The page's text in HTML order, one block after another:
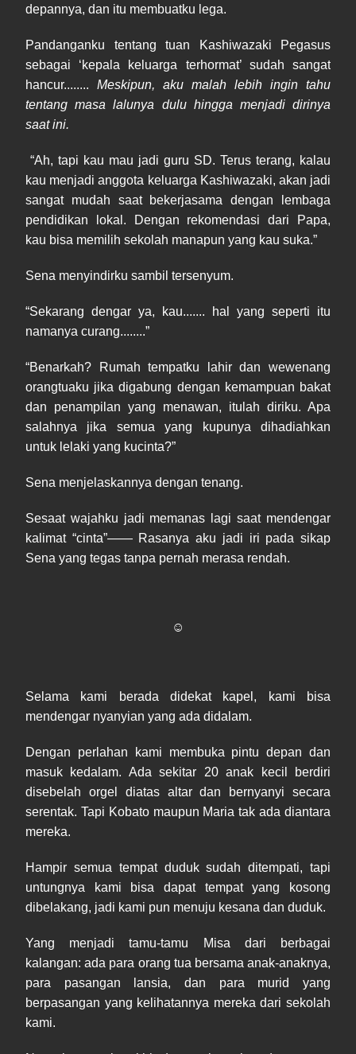
depannya, dan itu membuatku lega.
Pandanganku tentang tuan Kashiwazaki Pegasus
sebagai ‘kepala keluarga terhormat’ sudah sangat
hancur........ Meskipun, aku malah lebih ingin tahu
tentang masa lalunya dulu hingga menjadi dirinya
saat ini.
“Ah, tapi kau mau jadi guru SD. Terus terang, kalau
kau menjadi anggota keluarga Kashiwazaki, akan jadi
sangat mudah saat bekerjasama dengan lembaga
pendidikan lokal. Dengan rekomendasi dari Papa,
kau bisa memilih sekolah manapun yang kau suka.”
Sena menyindirku sambil tersenyum.
“Sekarang dengar ya, kau....... hal yang seperti itu
namanya curang........”
“Benarkah? Rumah tempatku lahir dan wewenang
orangtuaku jika digabung dengan kemampuan bakat
dan penampilan yang menawan, itulah diriku. Apa
salahnya jika semua yang kupunya dihadiahkan
untuk lelaki yang kucinta?”
Sena menjelaskannya dengan tenang.
Sesaat wajahku jadi memanas lagi saat mendengar
kalimat “cinta”—— Rasanya aku jadi iri pada sikap
Sena yang tegas tanpa pernah merasa rendah.
☺
Selama kami berada didekat kapel, kami bisa
mendengar nyanyian yang ada didalam.
Dengan perlahan kami membuka pintu depan dan
masuk kedalam. Ada sekitar 20 anak kecil berdiri
disebelah orgel diatas altar dan bernyanyi secara
serentak. Tapi Kobato maupun Maria tak ada diantara
mereka.
Hampir semua tempat duduk sudah ditempati, tapi
untungnya kami bisa dapat tempat yang kosong
dibelakang, jadi kami pun menuju kesana dan duduk.
Yang menjadi tamu-tamu Misa dari berbagai
kalangan: ada para orang tua bersama anak-anaknya,
para pasangan lansia, dan para murid yang
berpasangan yang kelihatannya mereka dari sekolah
kami.